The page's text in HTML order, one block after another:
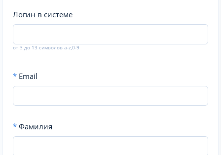
Логин в системе
от 3 до 13 символов a-z,0-9
* Email
* Фамилия